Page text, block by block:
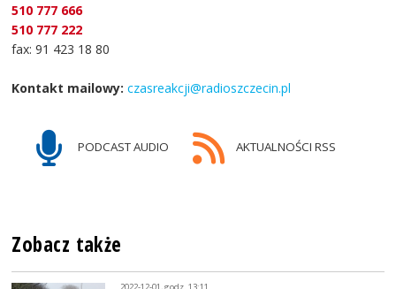
510 777 666
510 777 222
fax: 91 423 18 80
Kontakt mailowy: czasreakcji@radioszczecin.pl
PODCAST AUDIO AKTUALNOŚCI RSS
Zobacz także